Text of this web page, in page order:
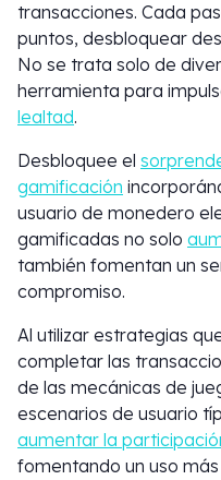
transacciones. Cada
puntos, desbloquear
No se trata solo de
herramienta para
lealtad.
Desbloquee el
gamificación
usuario de monedero
gamificadas no solo
también fomentan un
compromiso.
Al utilizar estrategias
completar las
de las mecánicas de
escenarios de usuario
aumentar la
fomentando un uso